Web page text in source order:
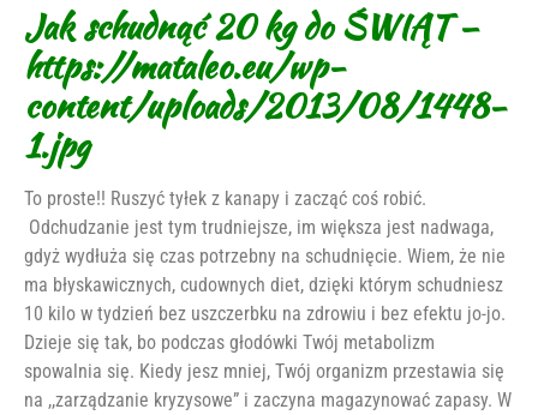
Jak schudnąć 20 kg do ŚWIĄT –
https://mataleo.eu/wp-
content/uploads/2013/08/1448-
1.jpg
To proste!! Ruszyć tyłek z kanapy i zacząć coś robić.
Odchudzanie jest tym trudniejsze, im większa jest nadwaga,
gdyż wydłuża się czas potrzebny na schudnięcie. Wiem, że nie
ma błyskawicznych, cudownych diet, dzięki którym schudniesz
10 kilo w tydzień bez uszczerbku na zdrowiu i bez efektu jo-jo.
Dzieje się tak, bo podczas głodówki Twój metabolizm
spowalnia się. Kiedy jesz mniej, Twój organizm przestawia się
na ,,zarządzanie kryzysowe” i zaczyna magazynować zapasy. W